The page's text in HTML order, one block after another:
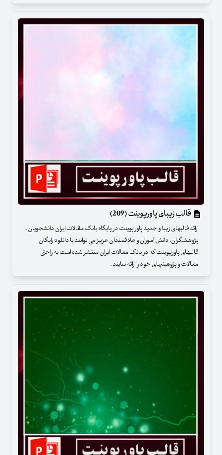
قالب زیبای پاورپوینت (209)
ارائه قالبهای زیبا و جدید پاور پوینت در پایگاه بانک مقالات ایران دانشجویان ،
پژوهشگران، دانش آموزان و علاقمندان عزیز می توانند با دانلود رایگان
قالبهای پاورپوینت که در بانک مقالات ایران منتشر شده است به راحتی
مقالات و پژوهشهای خود را ارائه نمایند .